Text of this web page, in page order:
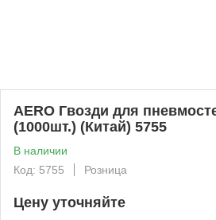
AERO Гвозди для
(1000шт.) (Китай) 5755
В наличии
Код: 5755
Розница
Цену уточняйте